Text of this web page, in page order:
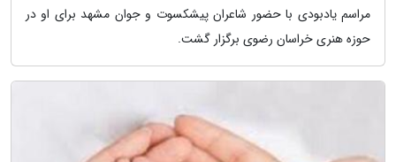
مراسم یادبودی با حضور شاعران پیشکسوت و جوان مشهد برای او در
حوزه هنری خراسان رضوی برگزار گشت.